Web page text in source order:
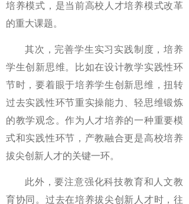
培养模式，是当前高校人才培养模式改革
的重大课题。
其次，完善学生实习实践制度，培养
学生创新思维。比如在设计教学实践性环
节时，要着眼于培养学生创新思维，扭转
过去实践性环节重实操能力、轻思维锻炼
的教学观念。作为人才培养的一种重要模
式和实践性环节，产教融合更是高校培养
拔尖创新人才的关键一环。
此外，要注意强化科技教育和人文教
育协同。过去在培养拔尖创新人才时，往